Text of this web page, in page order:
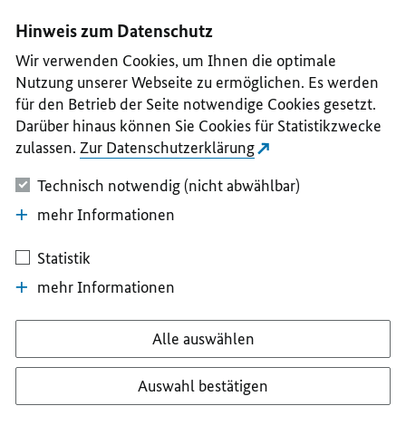
II
III
IV
V
Hinweis zum Datenschutz
Wir verwenden Cookies, um Ihnen die optimale
Nutzung unserer Webseite zu ermöglichen. Es werden
für den Betrieb der Seite notwendige Cookies gesetzt.
Darüber hinaus können Sie Cookies für Statistikzwecke
zulassen. Zur Datenschutzerklärung
Technisch notwendig (nicht abwählbar)
mehr Informationen
Statistik
mehr Informationen
Alle auswählen
Auswahl bestätigen